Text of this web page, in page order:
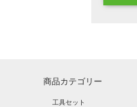
商品カテゴリー
工具セット